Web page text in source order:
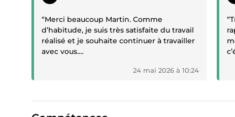
“Merci beaucoup Martin. Comme
d’habitude, je suis très satisfaite du travail
réalisé et je souhaite continuer à travailler
avec vous.
professionnalisme et votre efficacité.”
24 mai 2026 à 10:24